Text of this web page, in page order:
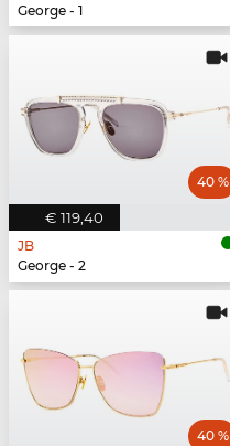
George - 1
€ 119,40
40 %
JB
George - 2
40 %